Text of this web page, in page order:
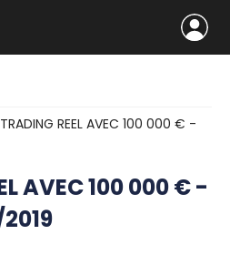
REEL AVEC 100 000 € -
AVEC 100 000 € -